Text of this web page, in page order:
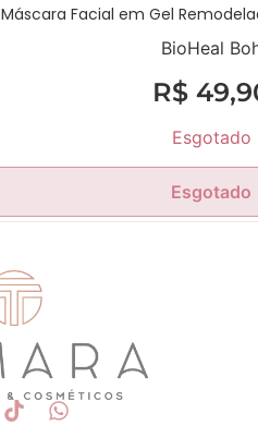
Máscara Facial em Gel
BioHeal
R$
Esgotado
Esgotado